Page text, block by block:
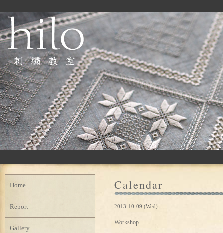
Calendar
2013-10-09 (Wed)
Workshop
Home
Report
Gallery